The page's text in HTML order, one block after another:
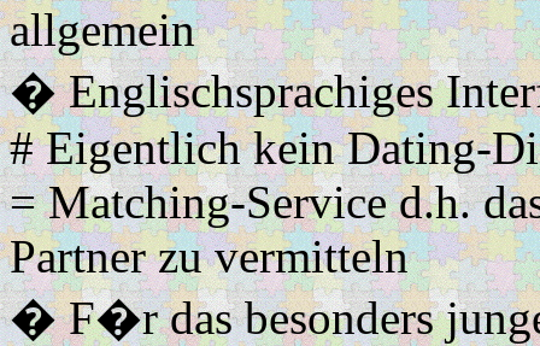
allgemein
� Englischsprachiges
# Eigentlich kein Dating-
= Matching-Service d.h.
Partner zu vermitteln
� F�r das besonders